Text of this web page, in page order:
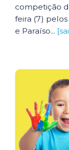
competição
feira (7)
e Paraíso...